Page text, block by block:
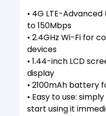
• 4G LTE-
to 150Mbps
• 2.4GHz Wi-Fi for
devices
• 1.44-inch LCD
display
• 2100mAh battery
• Easy to use:
start using it